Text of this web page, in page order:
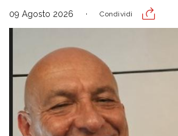
09 Agosto 2026 Condividi